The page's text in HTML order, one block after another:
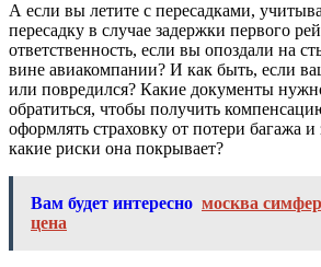
А если вы летите с пересадками,
пересадку в случае задержки первого
ответственность, если вы опоздали на
вине авиакомпании? И как быть, если
или повредился? Какие документы
обратиться, чтобы получить
оформлять страховку от потери багажа
какие риски она покрывает?
Вам будет интересно москва
цена